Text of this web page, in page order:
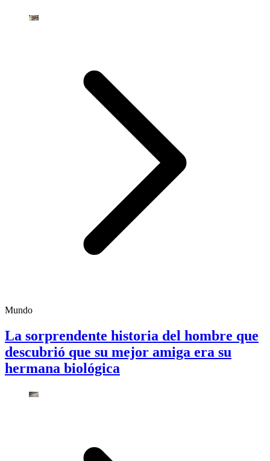
Mundo
La sorprendente historia del hombre que
descubrió que su mejor amiga era su
hermana biológica